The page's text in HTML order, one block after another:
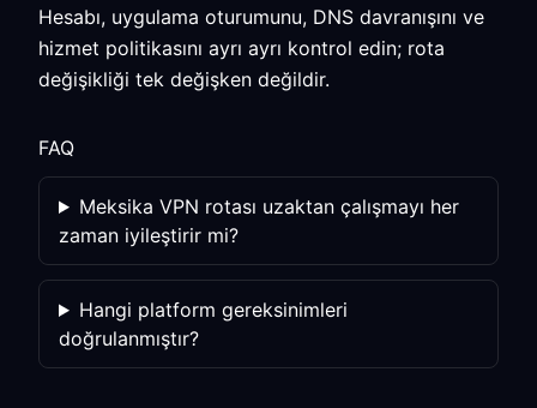
Hesabı, uygulama oturumunu, DNS davranışını ve
hizmet politikasını ayrı ayrı kontrol edin; rota
değişikliği tek değişken değildir.
FAQ
Meksika VPN rotası uzaktan çalışmayı her
zaman iyileştirir mi?
Hangi platform gereksinimleri
doğrulanmıştır?